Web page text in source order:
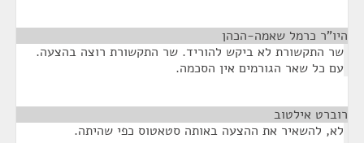
היו"ר כרמל שאמה-הכהן
שר התקשורת לא ביקש להוריד. שר התקשורת רוצה בהצעה.
עם כל שאר הגורמים אין הסכמה.
רוברט אילטוב
לא, להשאיר את ההצעה באותה סטאטוס כפי שהיתה.